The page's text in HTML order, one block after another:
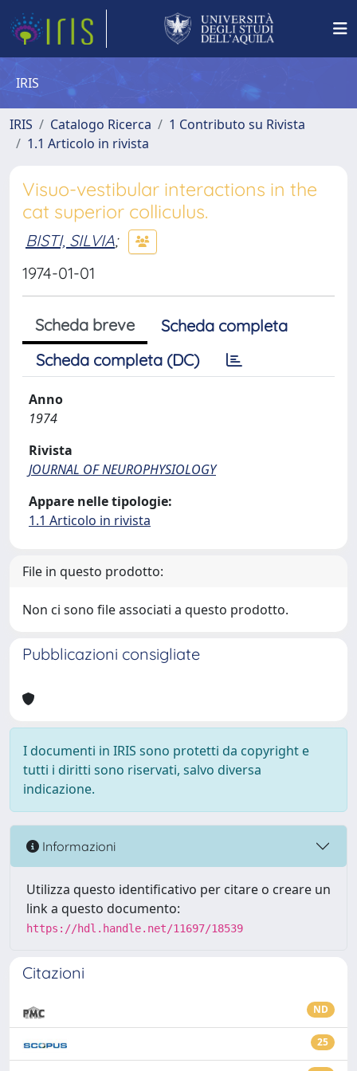
IRIS
IRIS Catalogo Ricerca
1 Contributo su Rivista
1.1 Articolo in rivista
Visuo-vestibular interactions in the
cat superior colliculus.
BISTI, SILVIA;
1974-01-01
Scheda breve
Scheda completa
Scheda completa (DC)
Anno
1974
Rivista
JOURNAL OF NEUROPHYSIOLOGY
Appare nelle tipologie:
1.1 Articolo in rivista
File in questo prodotto:
Non ci sono file associati a questo prodotto.
Pubblicazioni consigliate
I documenti in IRIS sono protetti da copyright e
tutti i diritti sono riservati, salvo diversa
indicazione.
Informazioni
Utilizza questo identificativo per citare o creare un
link a questo documento:
https://hdl.handle.net/11697/18539
Citazioni
ND
25